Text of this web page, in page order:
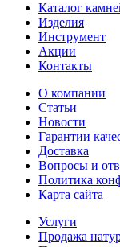
Каталог
Изделия
Инструмент
Акции
Контакты
О компании
Статьи
Новости
Гарантии
Доставка
Вопросы и
Политика
Карта сайта
Услуги
Продажа